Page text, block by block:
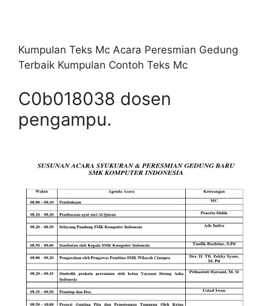
Kumpulan Teks Mc Acara Peresmian Gedung
Terbaik Kumpulan Contoh Teks Mc
C0b018038 dosen
pengampu.